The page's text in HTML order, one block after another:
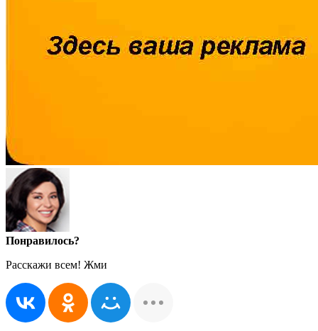
Понравилось?
Расскажи всем! Жми